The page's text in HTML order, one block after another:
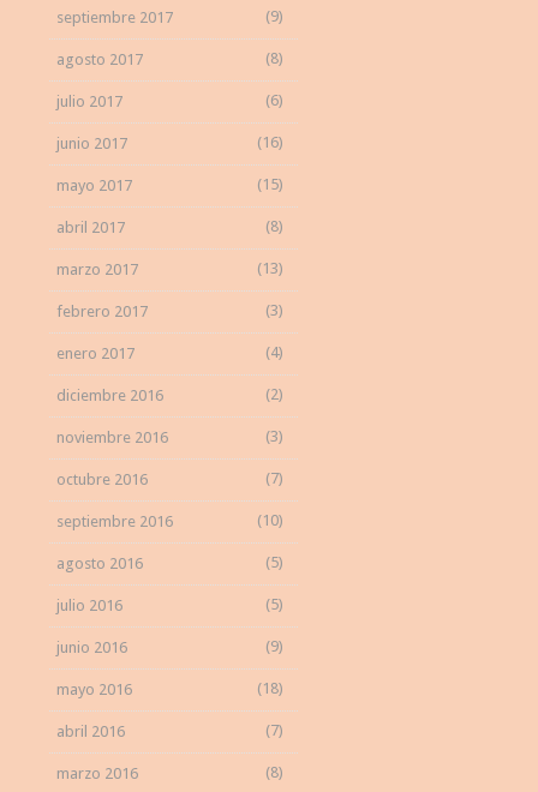
septiembre 2017 (9)
agosto 2017 (8)
julio 2017 (6)
junio 2017 (16)
mayo 2017 (15)
abril 2017 (8)
marzo 2017 (13)
febrero 2017 (3)
enero 2017 (4)
diciembre 2016 (2)
noviembre 2016 (3)
octubre 2016 (7)
septiembre 2016 (10)
agosto 2016 (5)
julio 2016 (5)
junio 2016 (9)
mayo 2016 (18)
abril 2016 (7)
marzo 2016 (8)